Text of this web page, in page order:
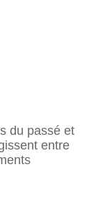
du passé et
entre